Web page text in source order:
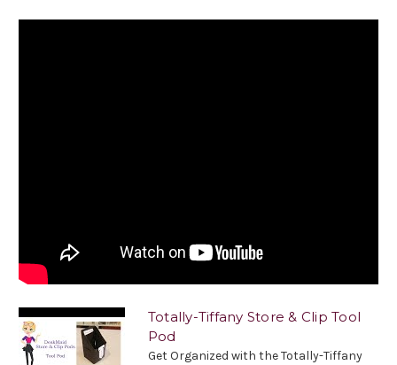
Totally-Tiffany Store & Clip Tool
Pod
Get Organized with the Totally-Tiffany